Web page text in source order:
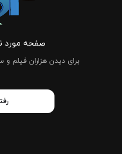
صفحه مورد
برای دیدن هزاران فیلم و